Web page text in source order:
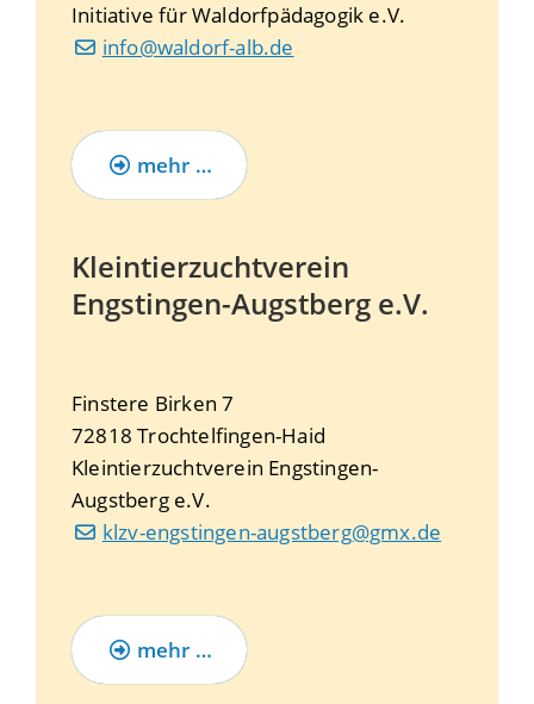
Initiative für Waldorfpädagogik e.V.
info@waldorf-alb.de
mehr …
Kleintierzuchtverein
Engstingen-Augstberg e.V.
Kleintierzuchtverein Engstingen-
Augstberg e.V.
Finstere Birken 7
72818 Trochtelfingen-Haid
klzv-engstingen-augstberg@gmx.de
mehr …